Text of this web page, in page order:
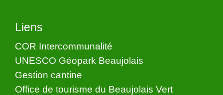
Liens
COR Intercommunalité
UNESCO Géopark Beaujolais
Gestion cantine
Office de tourisme du Beaujolais Vert